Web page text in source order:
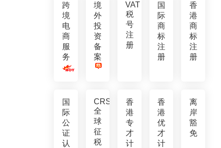
跨
境
电
商
服
务
境
外
投
资
备
案
VAT
税
号
注
册
国
际
商
标
注
册
香
港
商
标
注
册
国
际
公
证
认
CRS
全
球
征
税
香
港
专
才
计
香
港
优
才
计
离
岸
豁
免